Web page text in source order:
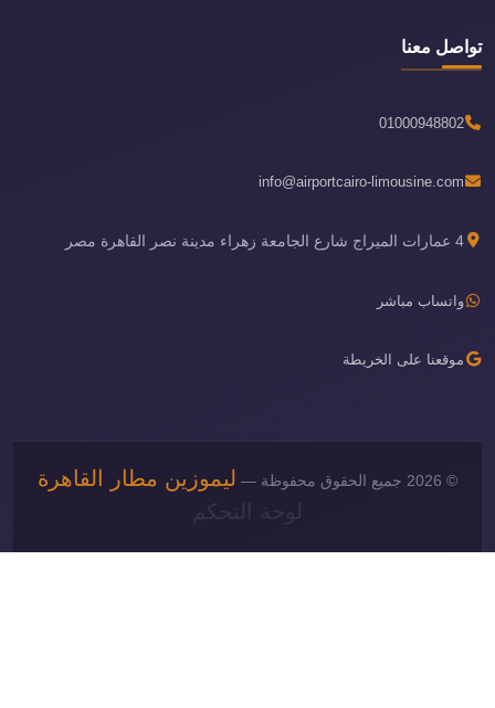
تواصل معنا
01000948802
info@airportcairo-limousine.com
4 عمارات الميراج شارع الجامعة زهراء مدينة نصر القاهرة مصر
واتساب مباشر
موقعنا على الخريطة
© 2026 جميع الحقوق محفوظة —
ليموزين مطار القاهرة